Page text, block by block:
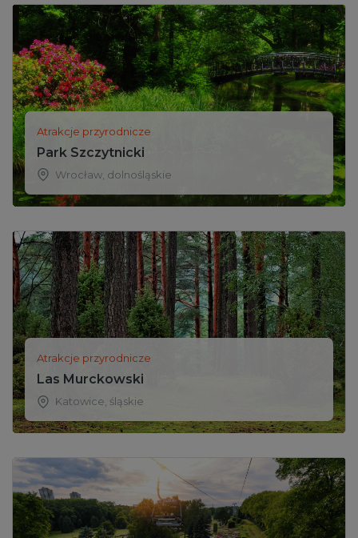
Atrakcje przyrodnicze
Park Szczytnicki
Wrocław dolnośląskie
Atrakcje przyrodnicze
Las Murckowski
Katowice śląskie